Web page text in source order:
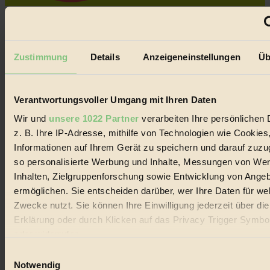
Zustimmung Details Anzeigeneinstellungen
Verantwortungsvoller Umgang mit Ihren Daten
Wir und unsere 1022 Partner verarbeiten Ihre persönlichen
z. B. Ihre IP-Adresse, mithilfe von Technologien wie
Informationen auf Ihrem Gerät zu speichern und darauf
so personalisierte Werbung und Inhalte, Messungen von
Inhalten, Zielgruppenforschung sowie Entwicklung von
ermöglichen. Sie entscheiden darüber, wer Ihre Daten für
Zwecke nutzt. Sie können Ihre Einwilligung jederzeit über
Erklärung oder durch Klicken auf das Privacy Trigger
Wenn Sie es erlauben, würden wir auch gerne:
Notwendig
Coverstory
Freilandhühnerbetrieb vorbeischauen.
GEMEIN:
Tropische Stechmücken fühlen sich in
Mitteleuropa inziwschen oft zu Hause.
GEMEINER:Es gibt nun Weinflaschen, die nach
Entleerung voll wieder zu dir zurückkommen.
Der BIORAMA-Newsletter
Erhalte in regelmäßigen Abständen die aktuellsten Artikel,